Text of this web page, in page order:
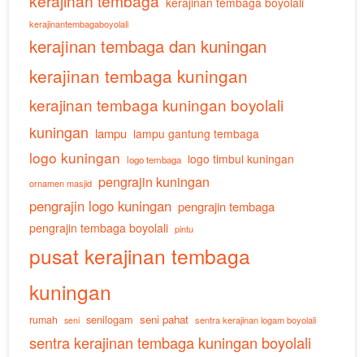
kerajinantembagaboyolali
kerajinan tembaga dan kuningan
kerajinan tembaga kuningan
kerajinan tembaga kuningan boyolali
kuningan lampu lampu gantung tembaga
logo kuningan logo tembaga logo timbul kuningan
ornamen masjid pengrajin kuningan
pengrajin logo kuningan pengrajin tembaga
pengrajin tembaga boyolali pintu
pusat kerajinan tembaga
kuningan
rumah seni senilogam seni pahat sentra kerajinan logam boyolali
sentra kerajinan tembaga kuningan boyolali